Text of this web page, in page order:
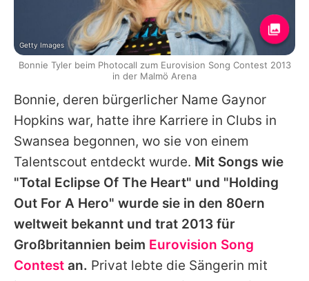
Bonnie, deren bürgerlicher Name Gaynor
Hopkins war, hatte ihre Karriere in Clubs in
Swansea begonnen, wo sie von einem
Talentscout entdeckt wurde. Mit Songs wie
"Total Eclipse Of The Heart" und "Holding
Out For A Hero" wurde sie in den 80ern
weltweit bekannt und trat 2013 für
Großbritannien beim Eurovision Song
Contest an. Privat lebte die Sängerin mit
Getty Images
Bonnie Tyler beim Photocall zum Eurovision Song Contest 2013
in der Malmö Arena